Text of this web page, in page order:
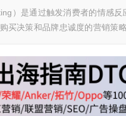
）是通过触发消费者的情感
买决策和品牌忠诚度的营销策略